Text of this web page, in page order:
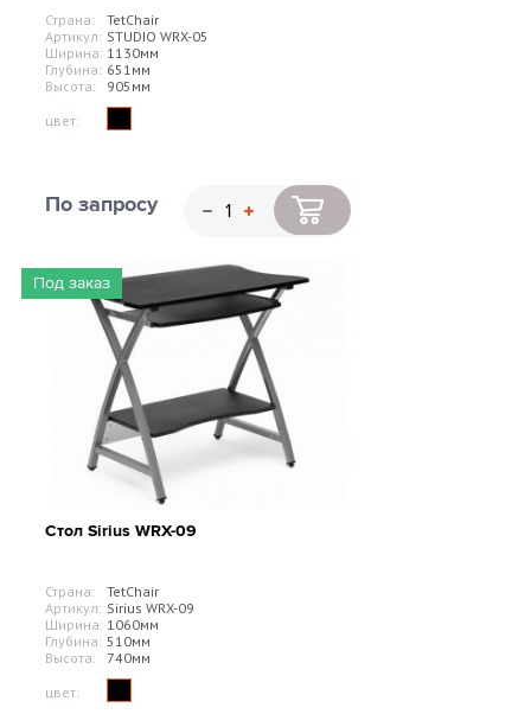
Страна:
TetChair
Артикул: STUDIO WRX-05
Ширина: 1130мм
Глубина: 651мм
Высота:
905мм
цвет:
По запросу
Под заказ
Стол Sirius WRX-09
Страна:
TetChair
Артикул: Sirius WRX-09
Ширина: 1060мм
Глубина: 510мм
Высота:
740мм
цвет: